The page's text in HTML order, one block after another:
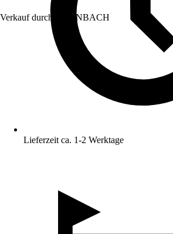
Verkauf durch: HORNBACH
Lieferzeit ca. 1-2 Werktage